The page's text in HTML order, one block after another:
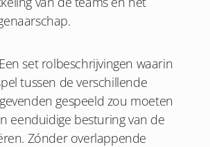
set rolbeschrijvingen waarin
tussen de verschillende
gespeeld zou moeten
eenduidige besturing van de
Zónder overlappende